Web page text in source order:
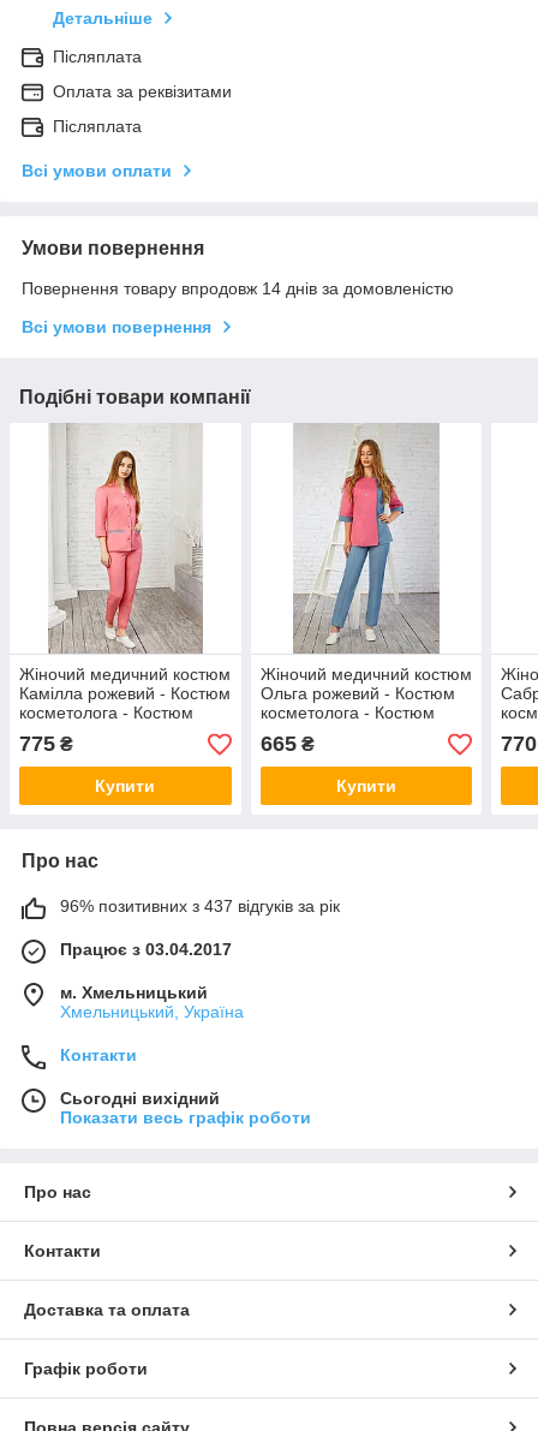
Детальніше
Післяплата
Оплата за реквізитами
Післяплата
Всі умови оплати
Умови повернення
Повернення товару впродовж 14 днів за домовленістю
Всі умови повернення
Подібні товари компанії
Жіночий медичний костюм
Камілла рожевий - Костюм
косметолога - Костюм
масажиста
775 ₴
Купити
Жіночий медичний костюм
Ольга рожевий - Костюм
косметолога - Костюм
масажиста
665₴
Купити
770
Про нас
96% позитивних з 437 відгуків за рік
Працює з 03.04.2017
м. Хмельницький
Хмельницький, Україна
Контакти
Сьогодні вихідний
Показати весь графік роботи
Про нас
Контакти
Доставка та оплата
Графік роботи